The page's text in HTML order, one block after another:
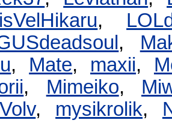
,
,
, Mate, maxii,
, Mimeiko,
, mysikrolik,